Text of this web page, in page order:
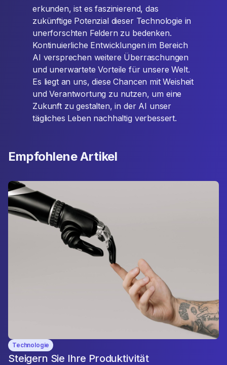
erkunden, ist es faszinierend, das
zukünftige Potenzial dieser Technologie in
unerforschten Feldern zu bedenken.
Kontinuierliche Entwicklungen im Bereich
AI versprechen weitere Überraschungen
und unerwartete Vorteile für unsere Welt.
Es liegt an uns, diese Chancen mit Weisheit
und Verantwortung zu nutzen, um eine
Zukunft zu gestalten, in der AI unser
tägliches Leben nachhaltig verbessert.
Empfohlene Artikel
Technologie
Steigern Sie Ihre Produktivität